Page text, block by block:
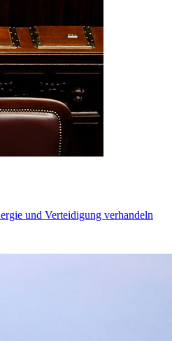
und Verteidigung verhandeln